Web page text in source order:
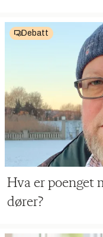
Debatt
Hva er poenget
dører?